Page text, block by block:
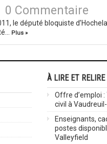
0 Commentaire
le député bloquiste
Plus »
À LIRE ET RELIRE
Offre d’emploi
civil à
Enseignants,
postes
Valleyfield